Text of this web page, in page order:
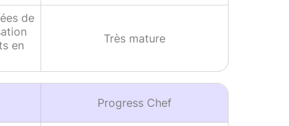
de
en
Très mature
Progress Chef